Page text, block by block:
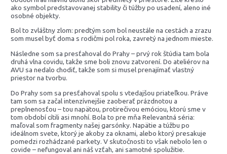
ako symbol predstavovanej stability či túžby po usadení, aleno iné
osobné objekty.
Bol to zvláštny zlom: predtým som bol neustále na cestách a zrazu
som musel byť doma s rodičmi pol roka, zavretý na jednom mieste.
Následne som sa presťahoval do Prahy – prvý rok štúdia tam bola
druhá vlna covidu, takže sme boli znovu zatvorení. Do ateliérov na
AVU sa nedalo chodiť, takže som si musel prenajímať vlastný
priestor na tvorbu.
Do Prahy som sa presťahoval spolu s vtedajšou priateľkou. Práve
tam som sa začal intenzívnejšie zaoberať prázdnotou a
preplnenosťou – tou napätou, protirečivou emóciou, ktorú sme v
tom období cítili asi mnohí. Bola to pre mňa Relevantná séria:
maľoval som fragmenty našej garsónky. Napätie a túžbu po
ideálnom svete, ktorý je akoby za oknami, alebo ktorý presakuje
pomedzi rozhádzané parkety. V skutočnosti to však nebolo len o
covide – nefungoval ani náš vzťah, ani samotné spolužitie.